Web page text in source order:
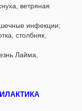
ветряная
инфекции;
столбняк,
Лайма,